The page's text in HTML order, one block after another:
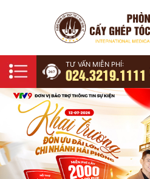
TƯ VẤN MIỄN PHÍ:
024.3219.1111